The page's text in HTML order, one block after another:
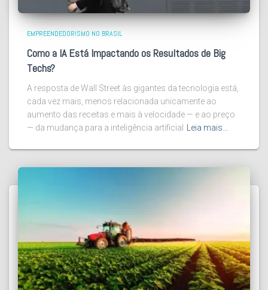
EMPREENDEDORISMO NO BRASIL
Como a IA Está Impactando os Resultados de Big
Techs?
A resposta de Wall Street às gigantes da tecnologia está,
cada vez mais, menos relacionada unicamente ao
aumento das receitas e mais à velocidade — e ao preço
— da mudança para a inteligência artificial
Leia mais…